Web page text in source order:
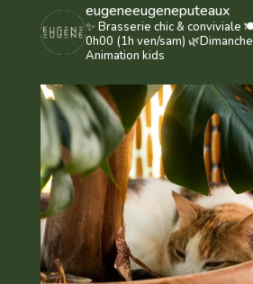
eugeneeugeneputeaux
✨ Brasserie chic & conviviale
0h00 (1h ven/sam)
Animation kids